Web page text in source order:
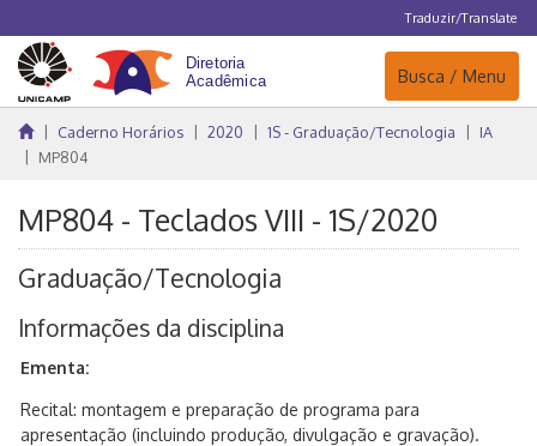
Traduzir/Translate
Navegação
Busca / Menu
Caderno Horários 2020 1S - Graduação/Tecnologia
IA
MP804
MP804 - Teclados VIII - 1S/2020
Graduação/Tecnologia
Informações da disciplina
Ementa:
Recital: montagem e preparação de programa para
apresentação (incluindo produção, divulgação e gravação).